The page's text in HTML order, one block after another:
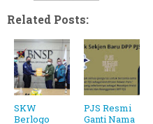
Related Posts:
SKW
Berlogo
PJS Resmi
Ganti Nama